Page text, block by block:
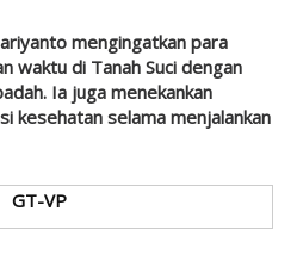
mengingatkan para
waktu di Tanah Suci dengan
Ia juga menekankan
kesehatan selama menjalankan